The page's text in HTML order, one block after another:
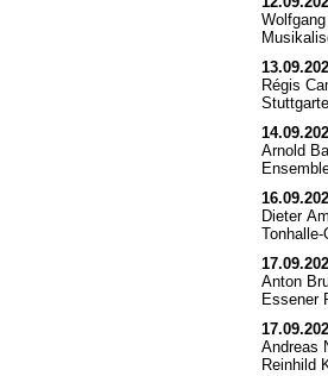
Régis
Arnold
Dieter
Anton
Essener
Andreas
Reinhild